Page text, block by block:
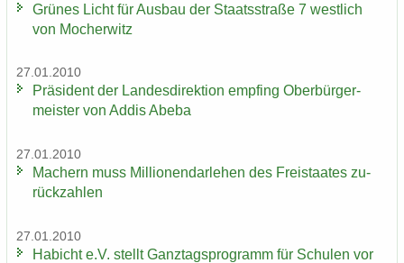
Grü­nes Licht für Aus­bau der Staats­stra­ße 7 west­lich
von Mo­cher­witz
27.01.2010
Prä­si­dent der Lan­des­di­rek­ti­on emp­fing Ober­bür­ger­
meis­ter von Addis Abeba
27.01.2010
Ma­chern muss Mil­lio­nen­dar­le­hen des Frei­staa­tes zu­
rück­zah­len
27.01.2010
Ha­bicht e.V. stellt Ganz­tags­pro­gramm für Schu­len vor